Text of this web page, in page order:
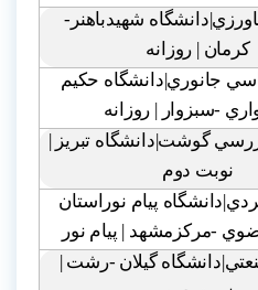
شهيدباهنر-
کرمان | روزانه
جانوري|دانشگاه حکيم
-سبزوار | روزانه
گوشت|دانشگاه تبريز |
نوبت دوم
پيام نوراستان
-مرکزمشهد | پيام نور
گيلان -رشت |